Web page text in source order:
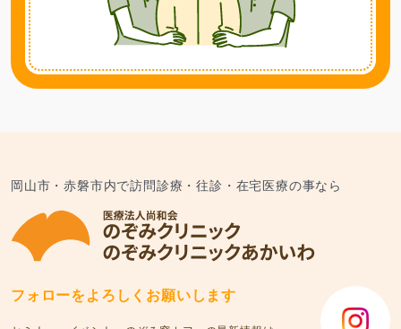
岡山市・赤磐市内で訪問診療・往診・在宅医療の事なら
フォローをよろしくお願いします